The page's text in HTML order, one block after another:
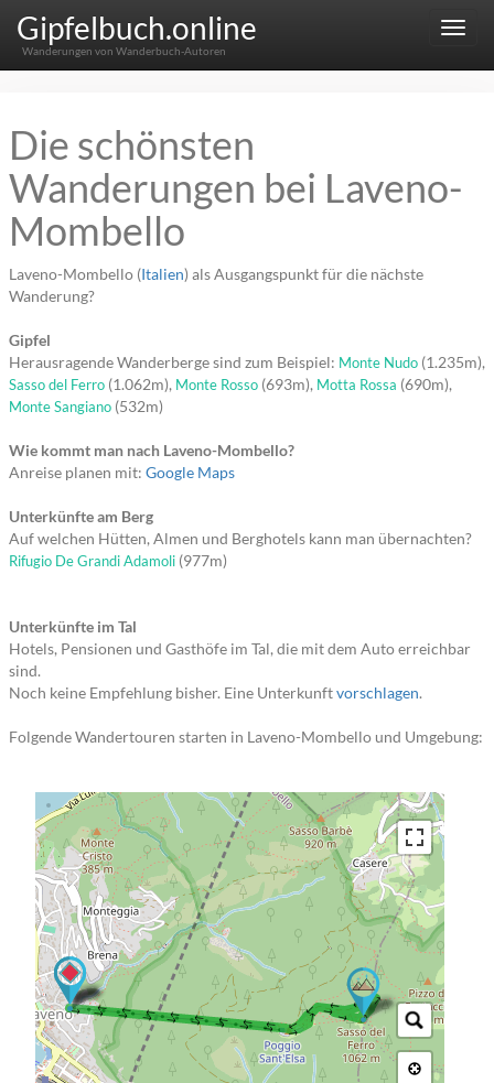
Menu
Gipfelbuch.online
Wanderungen von Wanderbuch-Autoren
Die schönsten
Wanderungen bei Laveno-
Mombello
Laveno-Mombello (Italien) als Ausgangspunkt für die nächste
Wanderung?
Gipfel
Herausragende Wanderberge sind zum Beispiel: Monte Nudo (1.235m),
Sasso del Ferro (1.062m), Monte Rosso (693m), Motta Rossa (690m),
Monte Sangiano (532m)
Wie kommt man nach Laveno-Mombello?
Anreise planen mit: Google Maps
Unterkünfte am Berg
Auf welchen Hütten, Almen und Berghotels kann man übernachten?
Rifugio De Grandi Adamoli (977m)
Unterkünfte im Tal
Hotels, Pensionen und Gasthöfe im Tal, die mit dem Auto erreichbar
sind.
Noch keine Empfehlung bisher. Eine Unterkunftvorschlagen.
Folgende Wandertouren starten in Laveno-Mombello und Umgebung:
→ → → → → → → → → → → → → → → → → → → → → → → → → → →